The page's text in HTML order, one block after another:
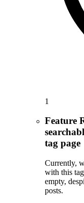
1
Feature
tag page
Currently,
with this
empty,
posts.